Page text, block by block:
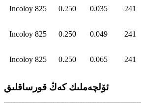
Incoloy 825 0.250 0.035 241
Incoloy 825 0.250 0.049 241
Incoloy 825 0.250 0.065 241
ئۆلچەملىك كەڭ قورساقلىق